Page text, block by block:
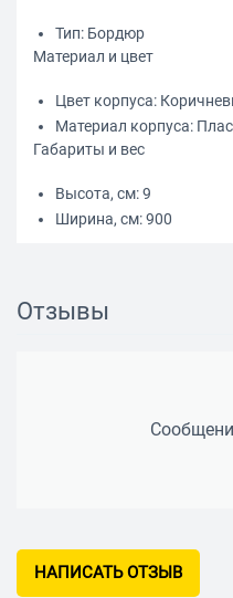
Тип: Бордюр
Материал и цвет
Цвет корпуса:
Материал корпуса:
Габариты и вес
Высота, см: 9
Ширина, см: 900
Отзывы
НАПИСАТЬ ОТЗЫВ